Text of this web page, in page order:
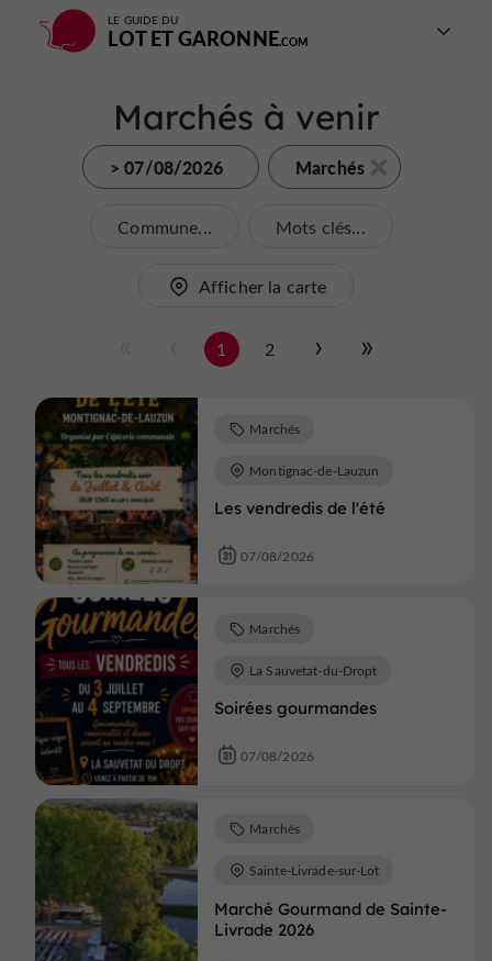
LE GUIDE DU
LOT ET GARONNE
Marchés à venir
> 07/08/2026 Marchés
Commune... Mots clés...
Afficher la carte
1 2
Les vendredis de l'été
Marchés
Montignac-de-Lauzun
07/08/2026
Soirées gourmandes
Marchés
La Sauvetat-du-Dropt
07/08/2026
Marché Gourmand de Sainte-
Livrade 2026
Marchés
Sainte-Livrade-sur-Lot